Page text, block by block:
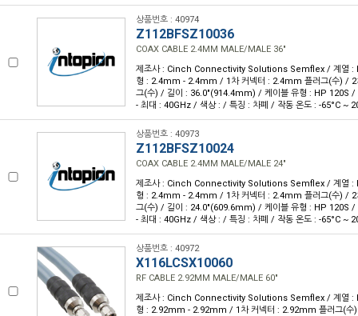
상품번호 : 40974
Z112BFSZ10036
COAX CABLE 2.4MM MALE/MALE 36"
제조사 : Cinch Connectivity Solutions Semflex / 계열 :
형 : 2.4mm - 2.4mm / 1차 커넥터 : 2.4mm 플러그(수) / 2
그(수) / 길이 : 36.0"(914.4mm) / 케이블 유형 : HP 120S /
- 최대 : 40GHz / 색상 : / 특징 : 차폐 / 작동 온도 : -65°C ~
상품번호 : 40973
Z112BFSZ10024
COAX CABLE 2.4MM MALE/MALE 24"
제조사 : Cinch Connectivity Solutions Semflex / 계열 :
형 : 2.4mm - 2.4mm / 1차 커넥터 : 2.4mm 플러그(수) / 2
그(수) / 길이 : 24.0"(609.6mm) / 케이블 유형 : HP 120S /
- 최대 : 40GHz / 색상 : / 특징 : 차폐 / 작동 온도 : -65°C ~
상품번호 : 40972
X116LCSX10060
RF CABLE 2.92MM MALE/MALE 60"
제조사 : Cinch Connectivity Solutions Semflex / 계열 :
형 : 2.92mm - 2.92mm / 1차 커넥터 : 2.92mm 플러그(